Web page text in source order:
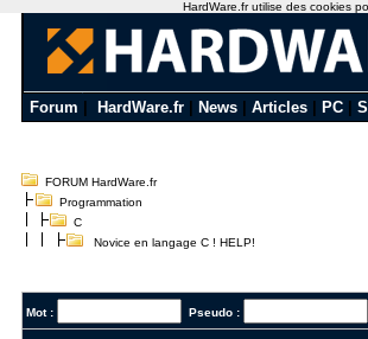
Forum HardWare.fr News Articles PC
FORUM HardWare.fr
Programmation
C
Novice en langage C ! HELP!
Mot : Pseudo :
HardWare.fr utilise des cookies